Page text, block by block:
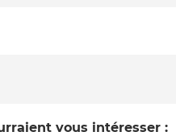
vous intéresser :